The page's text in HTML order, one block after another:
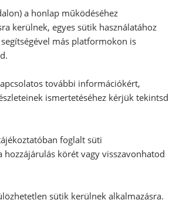
a honlap működéséhez
kerülnek, egyes sütik használatához
más platformokon is
további információkért,
ismertetéséhez kérjük tekintsd
foglalt süti
körét vagy visszavonhatod
sütik kerülnek alkalmazásra.